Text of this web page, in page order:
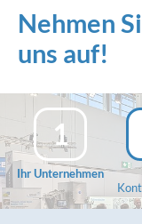
Nehmen
uns auf!
1
Ihr Unternehmen